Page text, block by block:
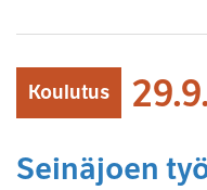
Koulutus 29.9.
Seinäjoen